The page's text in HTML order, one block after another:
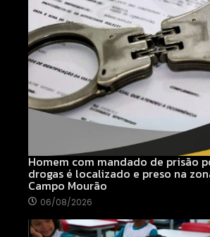
Homem com mandado de prisão
drogas é localizado e preso na
Campo Mourão
06/08/2026